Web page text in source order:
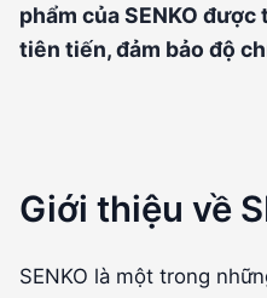
phẩm của SENKO
tiên tiến, đảm bảo độ
Giới thiệu về
SENKO là một trong